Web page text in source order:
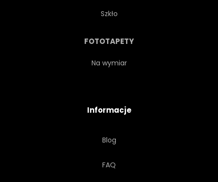
Szkło
FOTOTAPETY
Na wymiar
Informacje
Blog
FAQ